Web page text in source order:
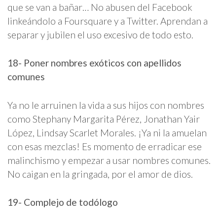
que se van a bañar… No abusen del Facebook
linkeándolo a Foursquare y a Twitter. Aprendan a
separar y jubilen el uso excesivo de todo esto.
18- Poner nombres exóticos con apellidos
comunes
Ya no le arruinen la vida a sus hijos con nombres
como Stephany Margarita Pérez, Jonathan Yair
López, Lindsay Scarlet Morales. ¡Ya ni la amuelan
con esas mezclas! Es momento de erradicar ese
malinchismo y empezar a usar nombres comunes.
No caigan en la gringada, por el amor de dios.
19- Complejo de todólogo